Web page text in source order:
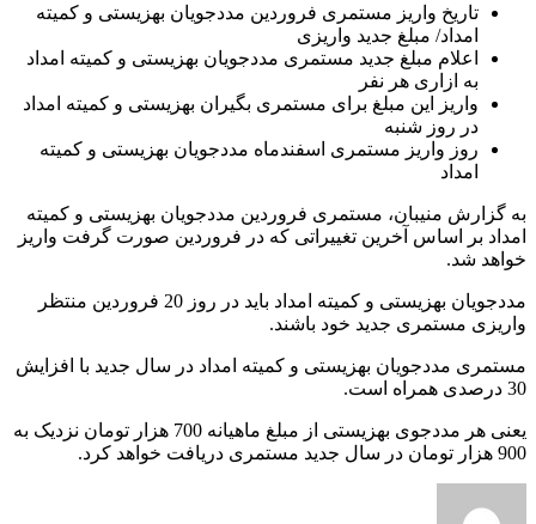
تاریخ واریز مستمری فروردین مددجویان بهزیستی و کمیته
امداد/ مبلغ جدید واریزی
اعلام مبلغ جدید مستمری مددجویان بهزیستی و کمیته امداد
به ازاری هر نفر
واریز این مبلغ برای مستمری بگیران بهزیستی و کمیته امداد
در روز شنبه
روز واریز مستمری اسفندماه مددجویان بهزیستی و کمیته
امداد
به گزارش منیبان، مستمری فروردین مددجویان بهزیستی و کمیته
امداد بر اساس آخرین تغییراتی که در فروردین صورت گرفت واریز
خواهد شد.
مددجویان بهزیستی و کمیته امداد باید در روز 20 فروردین منتظر
واریزی مستمری جدید خود باشند.
مستمری مددجویان بهزیستی و کمیته امداد در سال جدید با افزایش
30 درصدی همراه است.
یعنی هر مددجوی بهزیستی از مبلغ ماهیانه 700 هزار تومان نزدیک به
900 هزار تومان در سال جدید مستمری دریافت خواهد کرد.